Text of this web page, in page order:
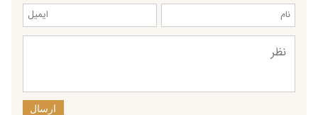
ارسال